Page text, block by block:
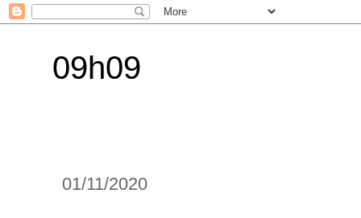
09h09
01/11/2020